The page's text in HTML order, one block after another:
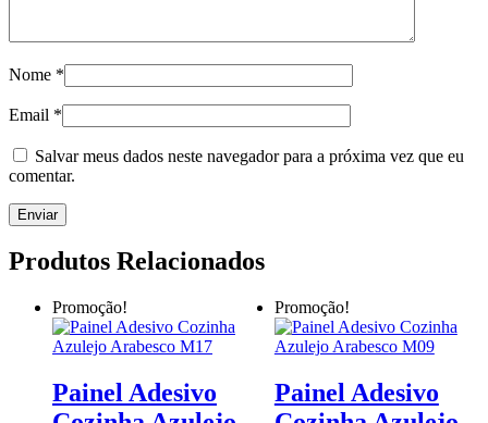
Nome *
Email *
Salvar meus dados neste navegador para a próxima vez que eu
comentar.
Produtos Relacionados
Promoção!
Painel Adesivo
Promoção!
Painel Adesivo